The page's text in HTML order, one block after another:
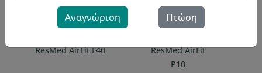
ResMed AirFit F40
ResMed AirFit
P10
Αναγνώριση Πτώση